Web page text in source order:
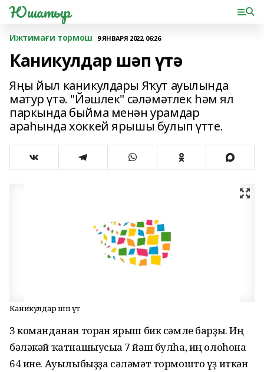
Юшатыр
Ижтимағи тормош 9 ЯНВАРЯ 2022, 06:26
Каникулдар шәп үтә
Яңы йыл каникулдары Яҡут ауылында
матур үтә. "Йәшлек" сәләмәтлек һәм ял
паркында быйма менән урамдар
араһында хоккей ярышы булып үтте.
Каникулдар шәп үтә
3 команданан торған ярыш бик сәмле барҙы. Иң
бәләкәй ҡатнашыусыға 7 йәш булһа, иң олоһона
64 ине. Ауылыбыҙҙа сәләмәт тормошто үҙ иткән